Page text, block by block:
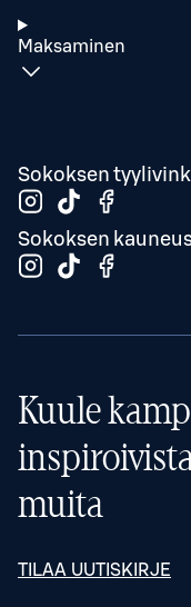
Maksaminen
Sokoksen
Sokoksen
Kuule
muita
TILAA UUTISKIRJE